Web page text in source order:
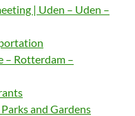
| Uden – Uden –
– Rotterdam –
and Gardens